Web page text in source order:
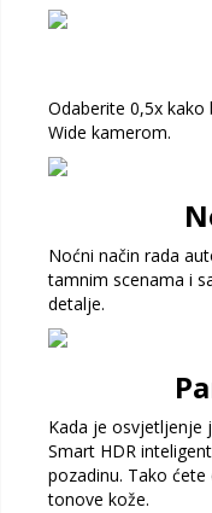
Odaberite 0,5x kako
Wide kamerom.
Noćni način rada
tamnim scenama i
detalje.
Kada je osvjetljenje
Smart HDR
pozadinu. Tako
tonove kože.